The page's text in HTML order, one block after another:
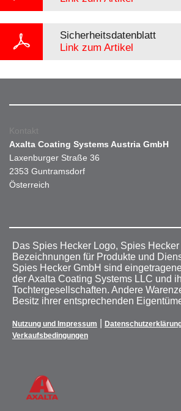
Sicherheitsdatenblatt
Link zum Artikel
Kontakt
Axalta Coating Systems Austria GmbH
Laxenburger Straße 36
2353 Guntramsdorf
Österreich
Das Spies Hecker Logo, Spies
Bezeichnungen für Produkte und
Spies Hecker GmbH sind
der Axalta Coating Systems LLC und
Tochtergesellschaften. Andere
Besitz ihrer entsprechenden
Nutzung und Impressum
Verkaufsbedingungen